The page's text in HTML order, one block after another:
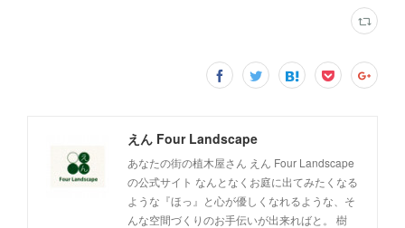
えん Four Landscape
あなたの街の植木屋さん えん Four Landscape
の公式サイト なんとなくお庭に出てみたくなる
ような『ほっ』と心が優しくなれるような、そ
んな空間づくりのお手伝いが出来ればと。 樹